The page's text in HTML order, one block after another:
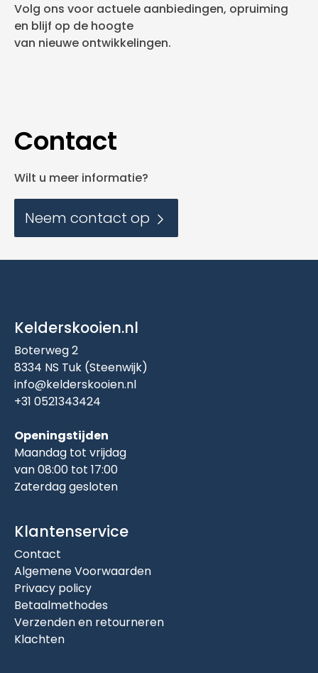
Volg ons voor actuele aanbiedingen, opruiming
en blijf op de hoogte
van nieuwe ontwikkelingen.
Contact
Wilt u meer informatie?
Neem contact op
Kelderskooien.nl
Boterweg 2
8334 NS Tuk (Steenwijk)
info@kelderskooien.nl
+31 0521343424
Openingstijden
Maandag tot vrijdag
van 08:00 tot 17:00
Zaterdag gesloten
Klantenservice
Contact
Algemene Voorwaarden
Privacy policy
Betaalmethodes
Verzenden en retourneren
Klachten